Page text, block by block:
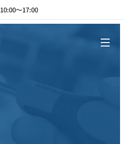
10:00～17:00